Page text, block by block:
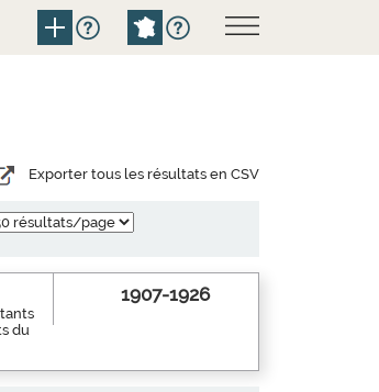
Exporter tous les résultats en CSV
du
1907-1926